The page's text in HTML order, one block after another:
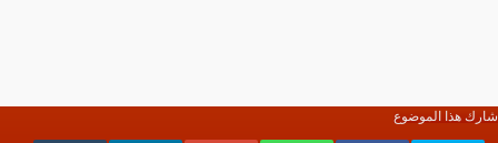
شارك هذا الموضوع